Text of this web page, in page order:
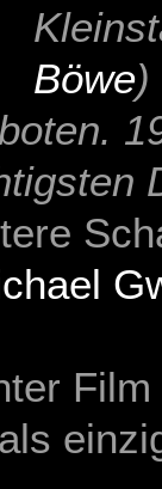
Böwe)
Film